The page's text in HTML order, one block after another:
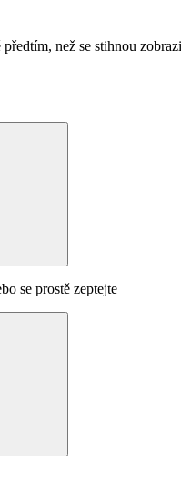
než se stihnou
se prostě zeptejte